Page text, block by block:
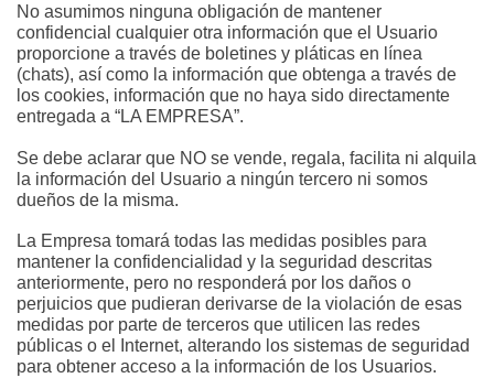
No asumimos ninguna obligación de mantener
confidencial cualquier otra información que el Usuario
proporcione a través de boletines y pláticas en línea
(chats), así como la información que obtenga a través de
los cookies, información que no haya sido directamente
entregada a “LA EMPRESA”.
Se debe aclarar que NO se vende, regala, facilita ni alquila
la información del Usuario a ningún tercero ni somos
dueños de la misma.
La Empresa tomará todas las medidas posibles para
mantener la confidencialidad y la seguridad descritas
anteriormente, pero no responderá por los daños o
perjuicios que pudieran derivarse de la violación de esas
medidas por parte de terceros que utilicen las redes
públicas o el Internet, alterando los sistemas de seguridad
para obtener acceso a la información de los Usuarios.